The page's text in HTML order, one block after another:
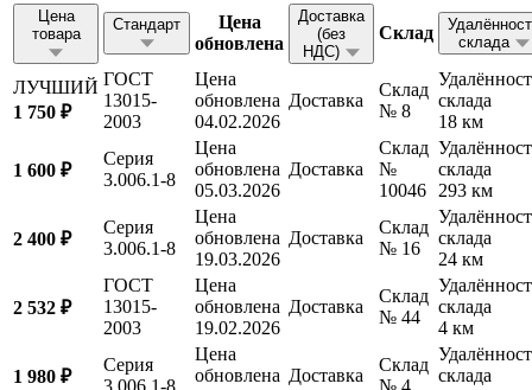
Цена
товара
Стандарт
Цена
обновлена
Доставка
(без
НДС)
Склад
склада
ЛУЧШИЙ
1 750 ₽
ГОСТ
13015-
2003
Цена
обновлена
04.02.2026
Доставка
Склад
№ 8
склада
18 км
1 600 ₽
Серия
3.006.1-8
Цена
обновлена
05.03.2026
Доставка
Склад
№
10046
склада
293 км
2 400 ₽
Серия
3.006.1-8
Цена
обновлена
19.03.2026
Доставка
Склад
№ 16
склада
24 км
2 532 ₽
ГОСТ
13015-
2003
Цена
обновлена
19.02.2026
Доставка
Склад
№ 44
склада
4 км
1 980 ₽
Серия
3.006.1-8
Цена
обновлена Доставка
Склад
№ 4
склада